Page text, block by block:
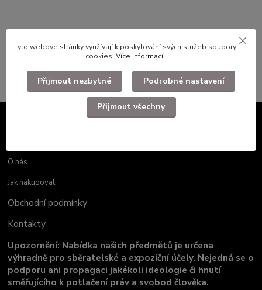
O nás
Jak nakupovat
Obchodní podmínky
Kontakty
Upozornění: Nabídka našich předmětů je určena
výhradně pro sběratelské a expoziční účely. Nejedná se o
podporu ani propagaci jakékoli ideologie či hnutí
směřujícího k potlačení práv a svobod člověka.
Tyto webové stránky využívají k poskytování svých služeb soubory
cookies. Více informací.
Přijmout nezbytné Podrobné nastavení
Přijmout všechny